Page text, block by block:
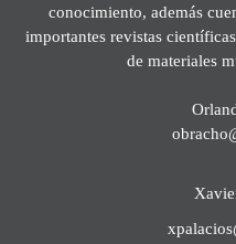
conocimiento, además
importantes revistas
de materiales